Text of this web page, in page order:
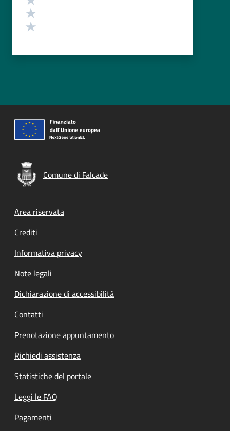
Comune di Falcade
Footer menu
Area riservata
Crediti
Informativa privacy
Note legali
Dichiarazione di accessibilità
Contatti
Prenotazione appuntamento
Richiedi assistenza
Statistiche del portale
Leggi le FAQ
Pagamenti